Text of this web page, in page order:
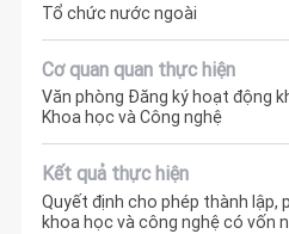
Tổ chức nước ngoài
Cơ quan quan thực hiện
Văn phòng Đăng ký hoạt động
Khoa học và Công nghệ
Kết quả thực hiện
Quyết định cho phép thành lập,
khoa học và công nghệ có vốn